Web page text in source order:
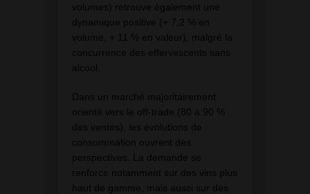
volumes) retrouve également une
dynamique positive (+ 7,2 % en
volume, + 11 % en valeur), malgré la
concurrence des effervescents sans
alcool.
Dans un marché majoritairement
orienté vers le off-trade (80 à 90 %
des ventes), les évolutions de
consommation ouvrent des
perspectives. La demande se
renforce notamment sur des vins plus
haut de gamme, mais aussi sur des